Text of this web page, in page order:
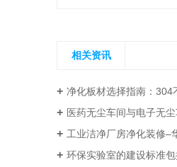
相关资讯
净化板材选择指南：304不锈钢/电
医药无尘车间与电子无尘车间净化装
工业洁净厂房净化装修–
环保实验室的建设标准